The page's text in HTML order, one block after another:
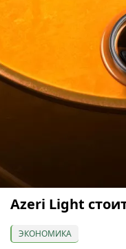
Azeri Light
ЭКОНОМИКА